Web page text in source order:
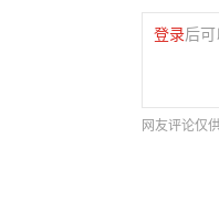
登录后
网友评论仅